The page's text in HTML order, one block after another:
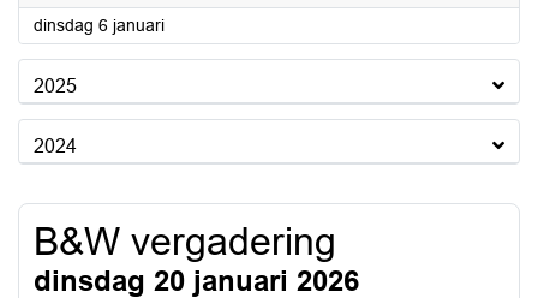
dinsdag 6 januari2026
2025
2024
B&W vergadering
dinsdag 20 januari 2026